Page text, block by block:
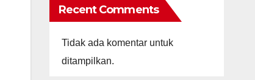
Recent Comments
Tidak ada komentar untuk
ditampilkan.